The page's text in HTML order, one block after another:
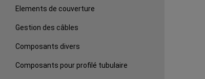
Elements de couverture
Gestion des câbles
Composants divers
Composants pour profilé tubulaire